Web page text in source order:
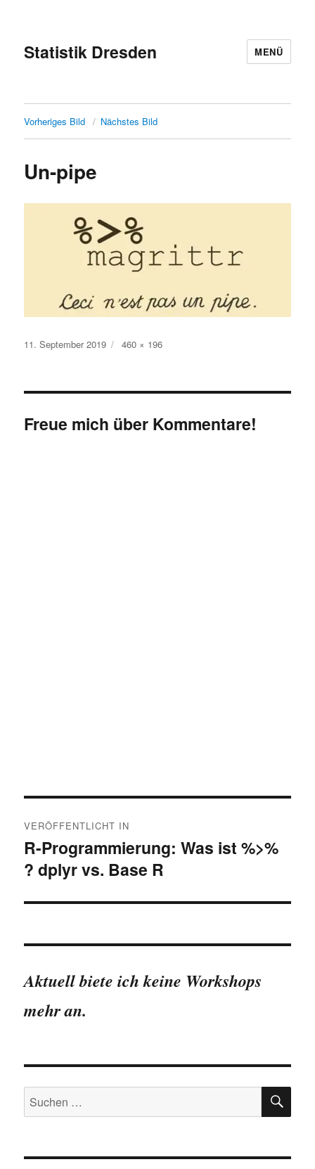
Statistik Dresden MENÜ
Vorheriges Bild Nächstes Bild
Un-pipe
Veröffentlicht
11. September 2019 Originalgröße
460 × 196
Freue mich über Kommentare!
VERÖFFENTLICHT IN
R-Programmierung: Was ist %>%
? dplyr vs. Base R
Aktuell biete ich keine Workshops
mehr an.
Suchen
nach: